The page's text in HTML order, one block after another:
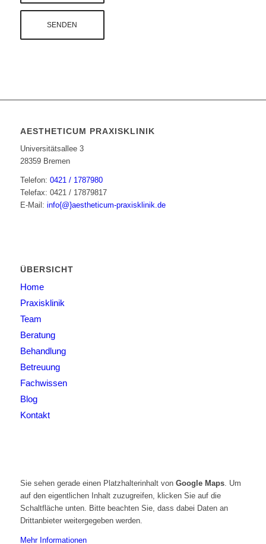
AESTHETICUM PRAXISKLINIK
Universitätsallee 3
28359 Bremen
Telefon: 0421 / 1787980
Telefax: 0421 / 17879817
E-Mail: info{@}aestheticum-praxisklinik.de
ÜBERSICHT
Home
Praxisklinik
Team
Beratung
Behandlung
Betreuung
Fachwissen
Blog
Kontakt
Sie sehen gerade einen Platzhalterinhalt von Google Maps. Um
auf den eigentlichen Inhalt zuzugreifen, klicken Sie auf die
Schaltfläche unten. Bitte beachten Sie, dass dabei Daten an
Drittanbieter weitergegeben werden.
Mehr Informationen